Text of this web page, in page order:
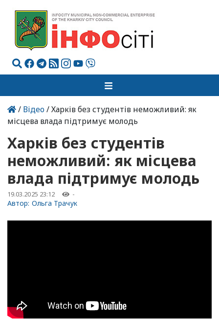
/ Відео/ Харків без студентів неможливий: як
місцева влада підтримує молодь
Харків без студентів
неможливий: як місцева
влада підтримує молодь
19.03.2025 23:12 -
Автор: Ольга Трачук